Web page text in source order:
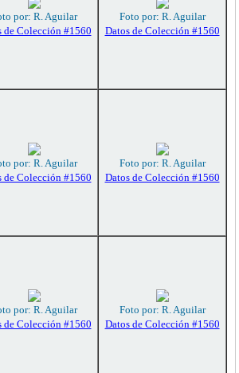
por: R. Aguilar
de Colección #1560
Foto por: R. Aguilar
Datos de Colección #1560
por: R. Aguilar
de Colección #1560
Foto por: R. Aguilar
Datos de Colección #1560
por: R. Aguilar
de Colección #1560
Foto por: R. Aguilar
Datos de Colección #1560